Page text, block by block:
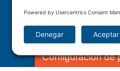
Configuración de
© 2005-2026 Wulftec